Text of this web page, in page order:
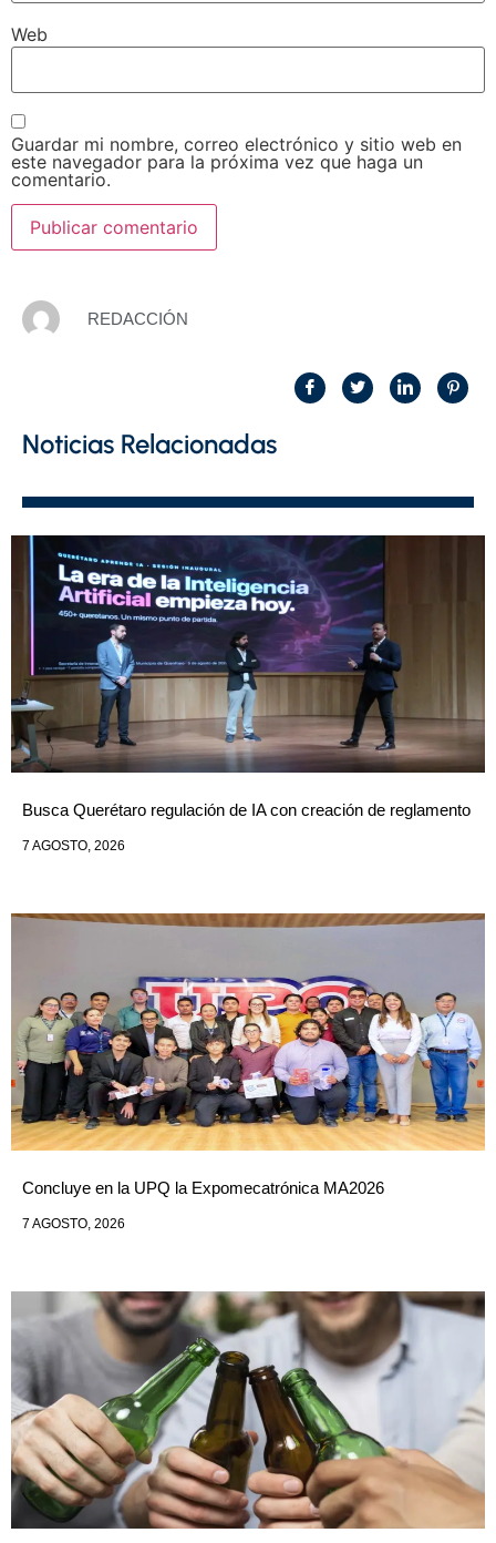
Web
Guardar mi nombre, correo electrónico y sitio web en
este navegador para la próxima vez que haga un
comentario.
REDACCIÓN
Noticias Relacionadas
Busca Querétaro regulación de IA con creación de reglamento
7 AGOSTO, 2026
Concluye en la UPQ la Expomecatrónica MA2026
7 AGOSTO, 2026